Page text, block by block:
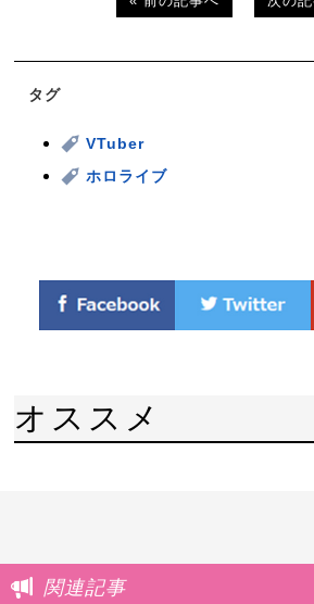
タグ
VTuber
ホロライブ
オススメ
関連記事